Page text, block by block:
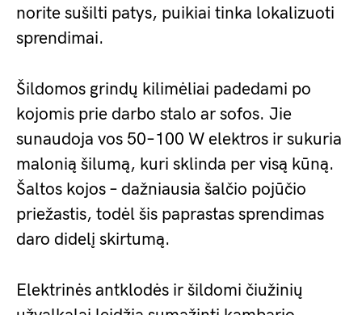
norite sušilti patys, puikiai tinka lokalizuoti
sprendimai.
Šildomos grindų kilimėliai padedami po
kojomis prie darbo stalo ar sofos. Jie
sunaudoja vos 50–100 W elektros ir sukuria
malonią šilumą, kuri sklinda per visą kūną.
Šaltos kojos – dažniausia šalčio pojūčio
priežastis, todėl šis paprastas sprendimas
daro didelį skirtumą.
Elektrinės antklodės ir šildomi čiužinių